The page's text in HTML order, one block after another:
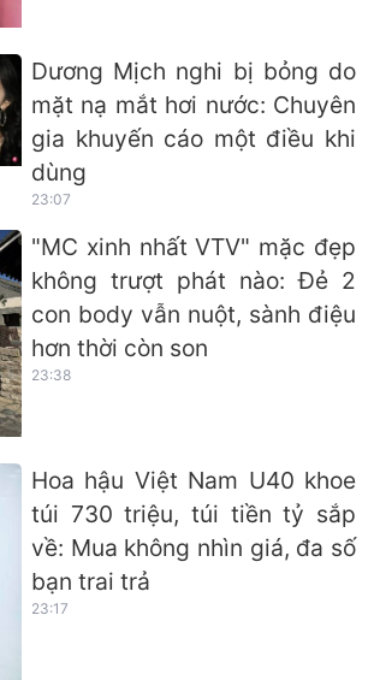
Dương Mịch nghi bị bỏng do
mặt nạ mắt hơi nước: Chuyên
gia khuyến cáo một điều khi
dùng
23:07
"MC xinh nhất VTV" mặc đẹp
không trượt phát nào: Đẻ 2
con body vẫn nuột, sành điệu
hơn thời còn son
23:38
Hoa hậu Việt Nam U40 khoe
túi 730 triệu, túi tiền tỷ sắp
về: Mua không nhìn giá, đa số
bạn trai trả
23:17